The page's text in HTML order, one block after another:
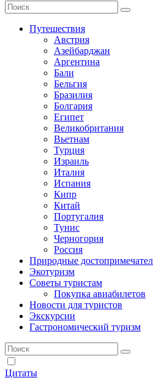
Путешествия
Австрия
Азейбарджан
Аргентина
Бали
Бельгия
Бразилия
Болгария
Египет
Великобритания
Вьетнам
Турция
Израиль
Италия
Испания
Кипр
Китай
Португалия
Тунис
Черногория
Россия
Природные
Экотуризм
Советы туристам
Покупка авиабилетов
Новости для туристов
Экскурсии
Гастрономический туризм
Цитаты